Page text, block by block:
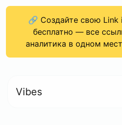
🔗 Создайте свою Link
бесплатно — все
аналитика в одном
Vibes